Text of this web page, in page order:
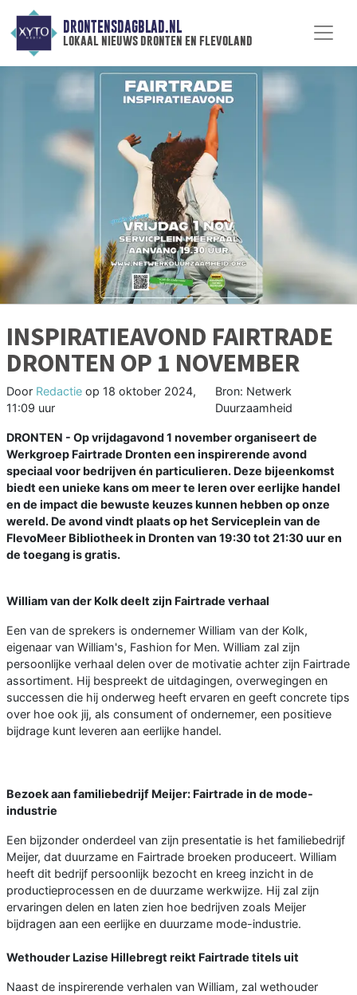
DRONTENSDAGBLAD.NL
lokaal nieuws dronten en flevoland
INSPIRATIEAVOND FAIRTRADE
DRONTEN OP 1 NOVEMBER
Door Redactie op 18 oktober 2024,
11:09 uur
Bron: Netwerk
Duurzaamheid
DRONTEN - Op vrijdagavond 1 november organiseert de
Werkgroep Fairtrade Dronten een inspirerende avond
speciaal voor bedrijven én particulieren. Deze bijeenkomst
biedt een unieke kans om meer te leren over eerlijke handel
en de impact die bewuste keuzes kunnen hebben op onze
wereld. De avond vindt plaats op het Serviceplein van de
FlevoMeer Bibliotheek in Dronten van 19:30 tot 21:30 uur en
de toegang is gratis.
William van der Kolk deelt zijn Fairtrade verhaal
Een van de sprekers is ondernemer William van der Kolk,
eigenaar van William's, Fashion for Men. William zal zijn
persoonlijke verhaal delen over de motivatie achter zijn Fairtrade
assortiment. Hij bespreekt de uitdagingen, overwegingen en
successen die hij onderweg heeft ervaren en geeft concrete tips
over hoe ook jij, als consument of ondernemer, een positieve
bijdrage kunt leveren aan eerlijke handel.
Bezoek aan familiebedrijf Meijer: Fairtrade in de mode-
industrie
Een bijzonder onderdeel van zijn presentatie is het familiebedrijf
Meijer, dat duurzame en Fairtrade broeken produceert. William
heeft dit bedrijf persoonlijk bezocht en kreeg inzicht in de
productieprocessen en de duurzame werkwijze. Hij zal zijn
ervaringen delen en laten zien hoe bedrijven zoals Meijer
bijdragen aan een eerlijke en duurzame mode-industrie.
Wethouder Lazise Hillebregt reikt Fairtrade titels uit
Naast de inspirerende verhalen van William, zal wethouder